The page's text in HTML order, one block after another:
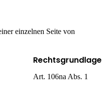
einzelnen Seite von
Rechtsgrundlage
Art. 106na Abs. 1